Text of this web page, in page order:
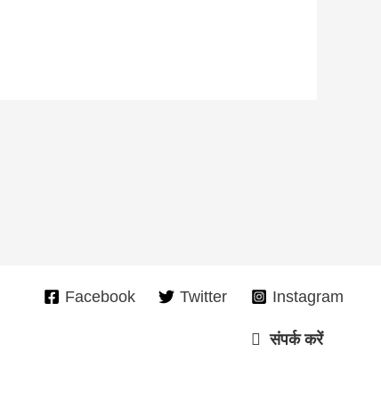
Facebook Twitter Instagram
संपर्क करें